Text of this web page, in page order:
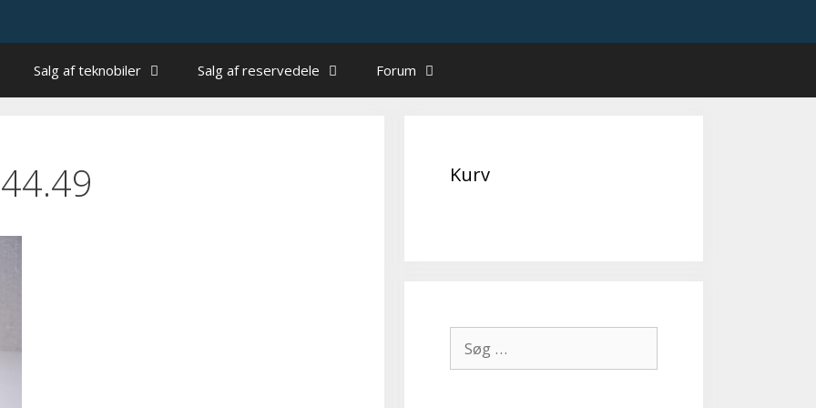
Salg af teknobiler Salg af reservedele Forum
Kurv
efter: